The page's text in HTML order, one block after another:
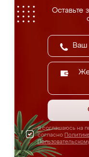
Оставьте
Я соглашаюсь на
согласно